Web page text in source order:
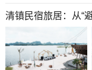
清镇民宿旅居：从“